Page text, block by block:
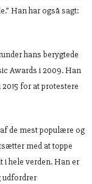
Han har også sagt:
hans berygtede
Awards i 2009. Han
for at protestere
de mest populære og
med at toppe
hele verden. Han er
udfordrer